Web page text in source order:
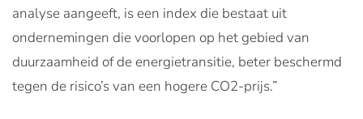
analyse aangeeft, is een index die bestaat uit
ondernemingen die voorlopen op het gebied van
duurzaamheid of de energietransitie, beter beschermd
tegen de risico’s van een hogere CO2-prijs.”